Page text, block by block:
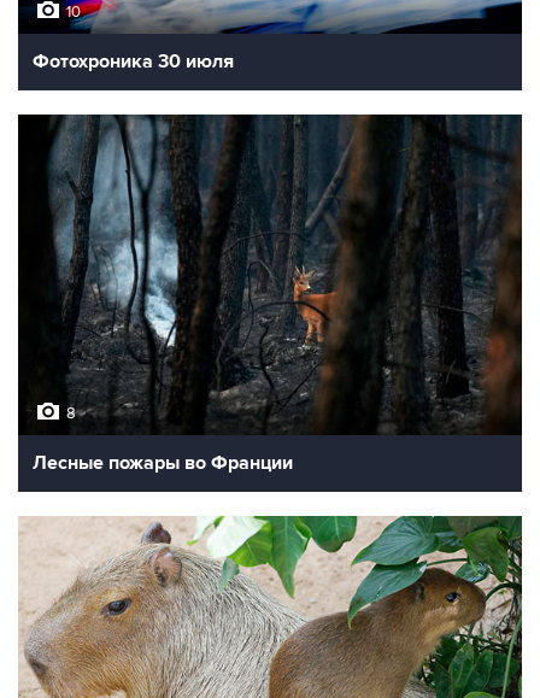
10
Фотохроника 30 июля
8
Лесные пожары во Франции